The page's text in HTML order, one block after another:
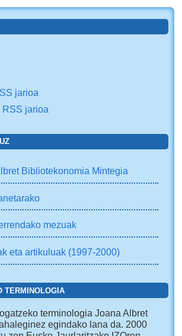
jarioa
RSS jarioa
Bibliotekonomia Mintegia
mezuak
eta artikuluak (1997-2000)
TERMINOLOGIA
terminologia Joana Albret
egindako lana da. 2000